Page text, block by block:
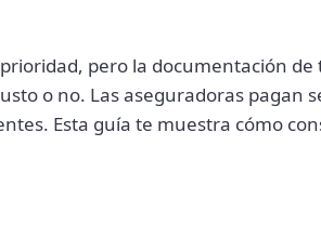
pero la documentación
o no. Las aseguradoras pagan
Esta guía te muestra cómo